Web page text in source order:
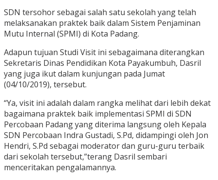
SDN tersohor sebagai salah satu sekolah yang telah
melaksanakan praktek baik dalam Sistem Penjaminan
Mutu Internal (SPMI) di Kota Padang.
Adapun tujuan Studi Visit ini sebagaimana diterangkan
Sekretaris Dinas Pendidikan Kota Payakumbuh, Dasril
yang juga ikut dalam kunjungan pada Jumat
(04/10/2019), tersebut.
“Ya, visit ini adalah dalam rangka melihat dari lebih dekat
bagaimana praktek baik implementasi SPMI di SDN
Percobaan Padang yang diterima langsung oleh Kepala
SDN Percobaan Indra Gustadi, S.Pd, didampingi oleh Jon
Hendri, S.Pd sebagai moderator dan guru-guru terbaik
dari sekolah tersebut,”terang Dasril sembari
menceritakan pengalamannya.